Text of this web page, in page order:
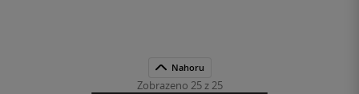
Nahoru
Zobrazeno 25 z 25